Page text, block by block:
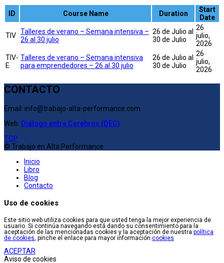
ID Course Name Duration
Start
Date
TIV Talleres de verano – Semana intensiva –
26 al 30 julio
26 de Julio al
30 de Julio
26
julio,
2026
TIV-
E
Talleres de verano – Semana intensiva
para emprendedores – 26 al 30 julio
26 de Julio al
30 de Julio
26
julio,
2026
CONTACTO
Email: info@trabajo-alta-performance.com
Web: Diálogo entre Cerebros (DEC)
TOP
© Trabajo en Alta Performance
Inicio
Libro
Blog
Contacto
Uso de cookies
Este sitio web utiliza cookies para que usted tenga la mejor experiencia de
usuario. Si continúa navegando está dando su consentimiento para la
aceptación de las mencionadas cookies y la aceptación de nuestra política
de cookies , pinche el enlace para mayor información. cookies
ACEPTAR
Aviso de cookies